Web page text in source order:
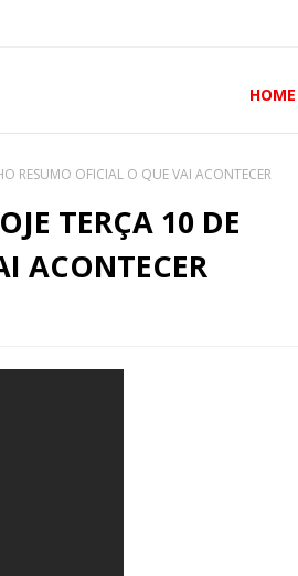
HOME
RESUMO OFICIAL O QUE VAI ACONTECER
TERÇA 10 DE
ACONTECER